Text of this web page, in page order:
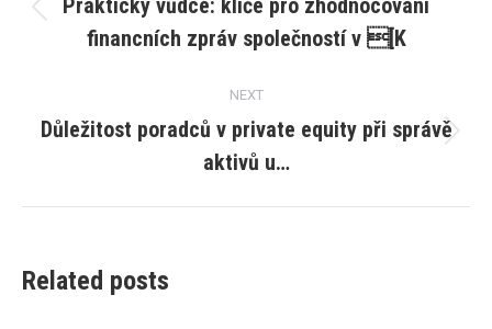
Previous
post:
Praktický vůdce: klíče pro zhodnocování
financních zpráv společností v [K
NEXT
post:
Důležitost poradců v private equity při správě
aktivů u…
Related posts